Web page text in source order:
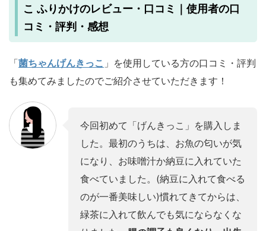
こ ふりかけのレビュー・口コミ｜使用者の口
コミ・評判・感想
「菌ちゃんげんきっこ 」を使用している方の口コミ・評判
も集めてみましたのでご紹介させていただきます！
今回初めて「げんきっこ」を購入しま
した。最初のうちは、お魚の匂いが気
になり、お味噌汁か納豆に入れていた
食べていました。(納豆に入れて食べる
のが一番美味しい)慣れてきてからは、
緑茶に入れて飲んでも気にならなくな